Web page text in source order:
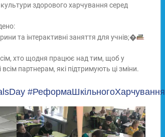
здорового харчування серед
та інтерактивні заняття для учнів;�
хто щодня працює над тим, щоб у
партнерам, які підтримують ці зміни.
#РеформаШкільногоХарчування